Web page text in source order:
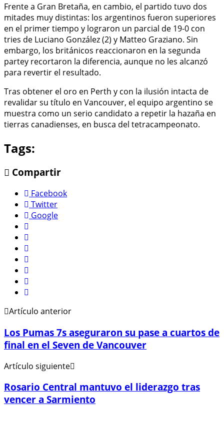
Frente a Gran Bretaña, en cambio, el partido tuvo dos
mitades muy distintas: los argentinos fueron superiores
en el primer tiempo y lograron un parcial de 19-0 con
tries de Luciano González (2) y Matteo Graziano. Sin
embargo, los británicos reaccionaron en la segunda
partey recortaron la diferencia, aunque no les alcanzó
para revertir el resultado.
Tras obtener el oro en Perth y con la ilusión intacta de
revalidar su título en Vancouver, el equipo argentino se
muestra como un serio candidato a repetir la hazaña en
tierras canadienses, en busca del tetracampeonato.
Tags:
Compartir
Facebook
Twitter
Google
Artículo anterior
Los Pumas 7s aseguraron su pase a cuartos de
final en el Seven de Vancouver
Artículo siguiente
Rosario Central mantuvo el liderazgo tras
vencer a Sarmiento